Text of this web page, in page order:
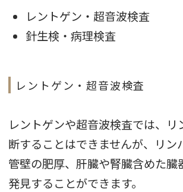
レントゲン・超音波検査
針生検・病理検査
レントゲン・超音波検査
レントゲンや超音波検査では、
断することはできませんが、リン
管壁の肥厚、肝臓や腎臓含めた臓
発見することができます。